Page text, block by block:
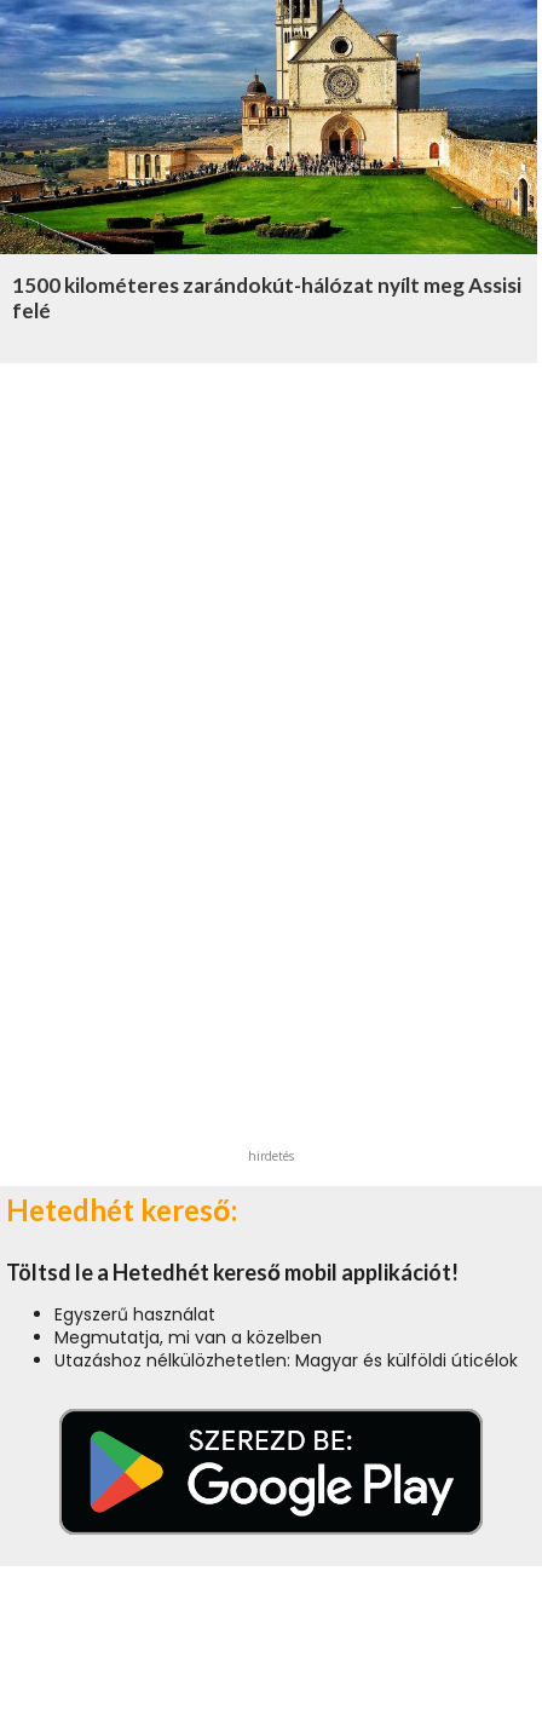
1500 kilométeres zarándokút-hálózat nyílt meg Assisi
felé
hirdetés
Hetedhét kereső:
Töltsd le a Hetedhét kereső mobil applikációt!
Egyszerű használat
Megmutatja, mi van a közelben
Utazáshoz nélkülözhetetlen: Magyar és külföldi úticélok